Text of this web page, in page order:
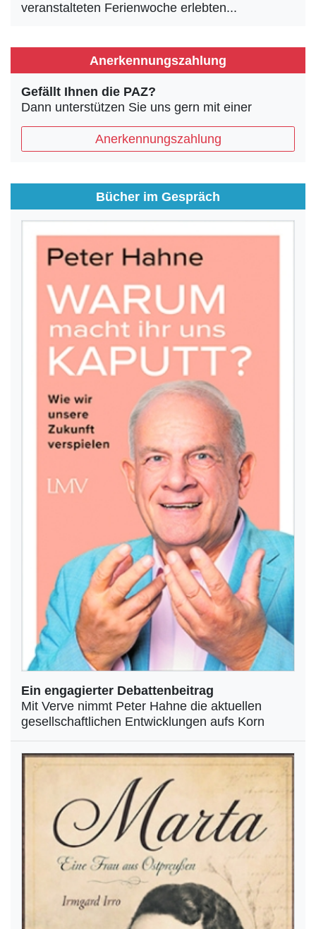
veranstalteten Ferienwoche erlebten...
Anerkennungszahlung
Gefällt Ihnen die PAZ?
Dann unterstützen Sie uns gern mit einer
Anerkennungszahlung
Bücher im Gespräch
Ein engagierter Debattenbeitrag
Mit Verve nimmt Peter Hahne die aktuellen
gesellschaftlichen Entwicklungen aufs Korn